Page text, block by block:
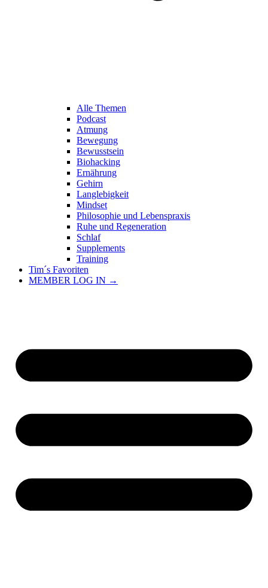
Alle Themen
Podcast
Atmung
Bewegung
Bewusstsein
Biohacking
Ernährung
Gehirn
Langlebigkeit
Mindset
Philosophie und Lebenspraxis
Ruhe und Regeneration
Schlaf
Supplements
Training
Tim´s Favoriten
MEMBER LOG IN →